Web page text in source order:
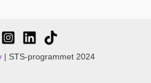
| STS-programmet 2024